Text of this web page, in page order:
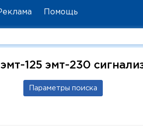
Помощь
125 эмт-230